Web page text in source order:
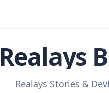
Realays
Realays Stories &